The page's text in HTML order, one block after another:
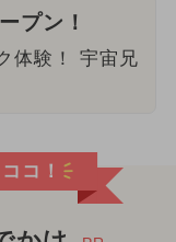
プン！
体験！ 宇宙兄
コ！